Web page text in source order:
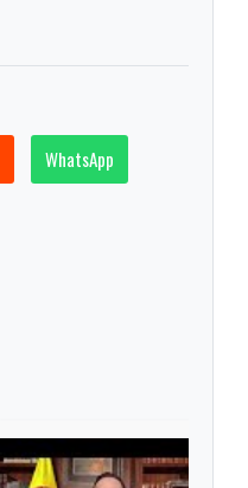
WhatsApp